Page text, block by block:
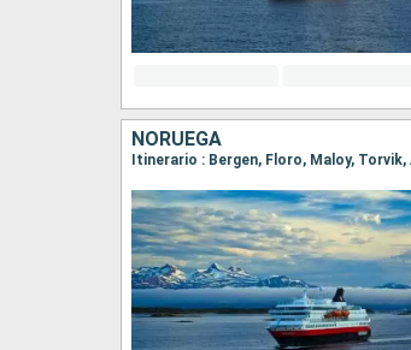
NORUEGA